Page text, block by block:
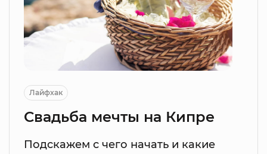
Лайфхак
Свадьба мечты на Кипре
Подскажем с чего начать и какие